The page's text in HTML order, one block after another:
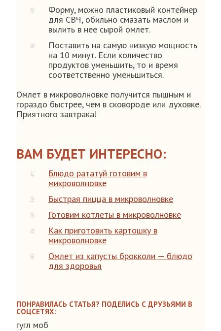
Форму, можно пластиковый контейнер
для СВЧ, обильно смазать маслом и
вылить в нее сырой омлет.
Поставить на самую низкую мощность
на 10 минут. Если количество
продуктов уменьшить, то и время
соответственно уменьшиться.
Омлет в микроволновке получится пышным и
гораздо быстрее, чем в сковороде или духовке.
Приятного завтрака!
ВАМ БУДЕТ ИНТЕРЕСНО:
Блюдо рататуй готовим в
микроволновке
Быстрая пицца в микроволновке
Готовим котлеты в микроволновке
Как приготовить картошку в
микроволновке
Омлет из капусты брокколи — блюдо
для здоровья
ПОНРАВИЛАСЬ СТАТЬЯ? ПОДЕЛИСЬ С ДРУЗЬЯМИ В
СОЦСЕТЯХ:
гугл моб